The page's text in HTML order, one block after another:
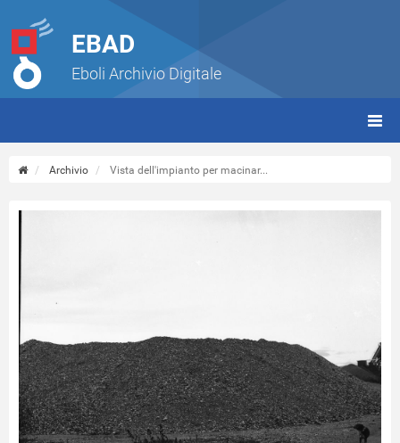
EBAD
Eboli Archivio Digitale
Archivio Vista dell'impianto per macinar...